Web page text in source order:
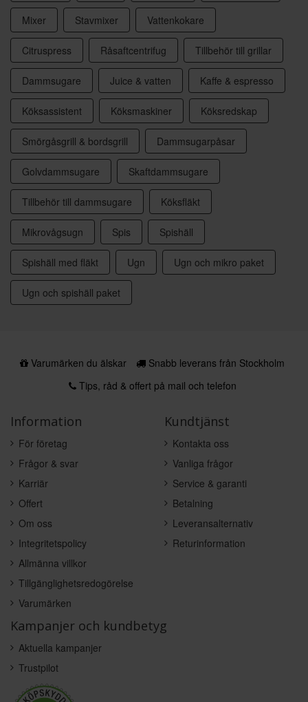
Mixer Stavmixer Vattenkokare
Citruspress Råsaftcentrifug Tillbehör till grillar
Dammsugare Juice & vatten Kaffe & espresso
Köksassistent Köksmaskiner Köksredskap
Smörgåsgrill & bordsgrill Dammsugarpåsar
Golvdammsugare Skaftdammsugare
Tillbehör till dammsugare Köksfläkt
Mikrovågsugn Spis Spishäll
Spishäll med fläkt Ugn Ugn och mikro paket
Ugn och spishäll paket
Varumärken du älskar
Snabb leverans från Stockholm
Tips, råd & offert på mail och telefon
Information
För företag
Frågor & svar
Karriär
Offert
Om oss
Integritetspolicy
Allmänna villkor
Tillgänglighetsredogörelse
Varumärken
Kundtjänst
Kontakta oss
Vanliga frågor
Service & garanti
Betalning
Leveransalternativ
Returinformation
Kampanjer och kundbetyg
Aktuella kampanjer
Trustpilot